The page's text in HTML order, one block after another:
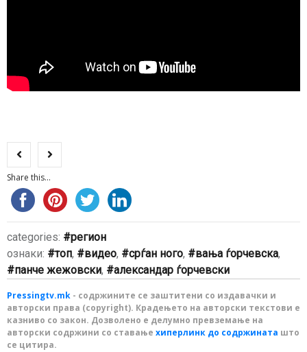
Share this...
categories:
регион
ознаки:
топ, видео, срѓан ного, вања ѓорчевска,
панче жежовски, александар ѓорчевски
Pressingtv.mk - содржините се заштитени со издавачки и
авторски права (copyright). Крадењето на авторски текстови е
казниво со закон. Дозволено е делумно превземање на
авторски содржини со ставање хиперлинк до содржината што
се цитира.